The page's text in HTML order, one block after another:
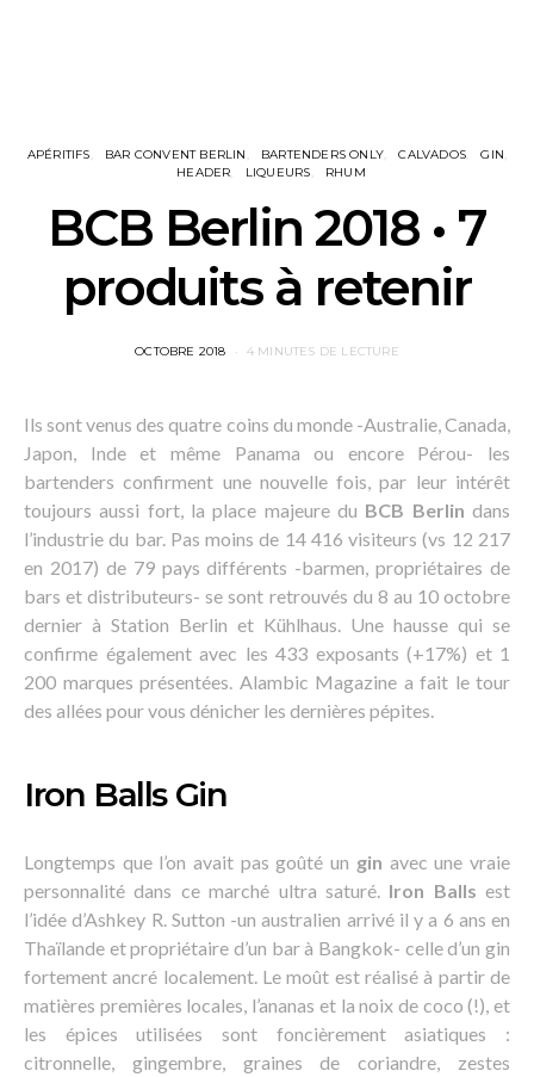
APÉRITIFS BAR CONVENT BERLIN BARTENDERS ONLY CALVADOS
GIN
HEADER
LIQUEURS RHUM
BCB Berlin 2018 • 7
produits à retenir
POSTED
OCTOBRE 2018 4 MINUTES DE LECTURE
Ils sont venus des quatre coins du monde -Australie, Canada,
Japon, Inde et même Panama ou encore Pérou- les
bartenders confirment une nouvelle fois, par leur intérêt
toujours aussi fort, la place majeure du BCB Berlin dans
l’industrie du bar. Pas moins de 14 416 visiteurs (vs 12 217
en 2017) de 79 pays différents -barmen, propriétaires de
bars et distributeurs- se sont retrouvés du 8 au 10 octobre
dernier à Station Berlin et Kühlhaus. Une hausse qui se
confirme également avec les 433 exposants (+17%) et 1
200 marques présentées. Alambic Magazine a fait le tour
des allées pour vous dénicher les dernières pépites.
Iron Balls Gin
Longtemps que l’on avait pas goûté un gin avec une vraie
personnalité dans ce marché ultra saturé. Iron Balls est
l’idée d’Ashkey R. Sutton -un australien arrivé il y a 6 ans en
Thaïlande et propriétaire d’un bar à Bangkok- celle d’un gin
fortement ancré localement. Le moût est réalisé à partir de
matières premières locales, l’ananas et la noix de coco (!), et
les épices utilisées sont foncièrement asiatiques :
citronnelle, gingembre, graines de coriandre, zestes